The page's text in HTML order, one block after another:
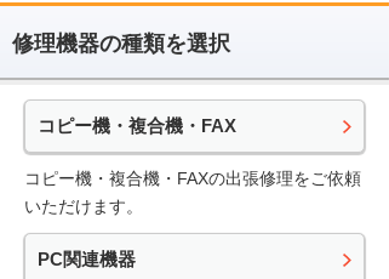
修理機器の種類を選択
コピー機・複合機・FAX
コピー機・複合機・FAXの出張修理をご依頼
いただけます。
PC関連機器